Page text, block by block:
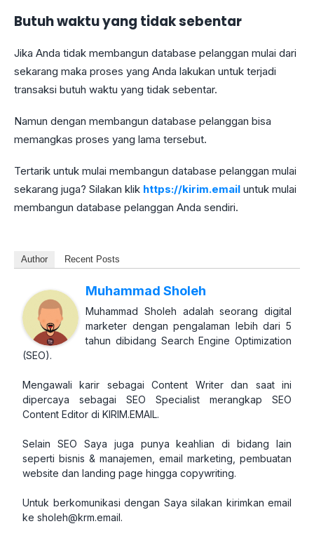
Butuh waktu yang tidak sebentar
Jika Anda tidak membangun database pelanggan mulai dari
sekarang maka proses yang Anda lakukan untuk terjadi
transaksi butuh waktu yang tidak sebentar.
Namun dengan membangun database pelanggan bisa
memangkas proses yang lama tersebut.
Tertarik untuk mulai membangun database pelanggan mulai
sekarang juga? Silakan klik https://kirim.email untuk mulai
membangun database pelanggan Anda sendiri.
Author Recent Posts
Muhammad Sholeh
Muhammad Sholeh adalah seorang digital
marketer dengan pengalaman lebih dari 5
tahun dibidang Search Engine Optimization
(SEO).
Mengawali karir sebagai Content Writer dan saat ini
dipercaya sebagai SEO Specialist merangkap SEO
Content Editor di KIRIM.EMAIL.
Selain SEO Saya juga punya keahlian di bidang lain
seperti bisnis & manajemen, email marketing, pembuatan
website dan landing page hingga copywriting.
Untuk berkomunikasi dengan Saya silakan kirimkan email
ke sholeh@krm.email.